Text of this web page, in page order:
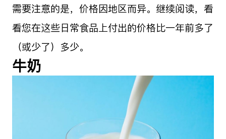
需要注意的是，价格因地区而异。继续阅读，看
看您在这些日常食品上付出的价格比一年前多了
（或少了）多少。
牛奶